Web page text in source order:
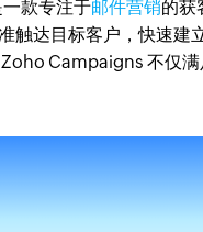
款专注于邮件营销的获
触达目标客户，快速建
Campaigns 不仅